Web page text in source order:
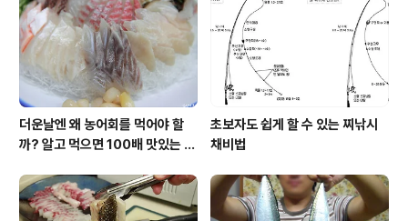
는 손님 같았습니다. 이게 기억나는 이유가.. 처음 카페 들
어올 때 우리 일행들은 카페테리아에 앉고 싶었어요. 그런
데 자리가 남아있었는데도 앉지 못했던..
더운날엔 왜 농어회를 먹어야 할
까? 알고 먹으면 100배 맛있는 농
초보자도 쉽게 할 수 있는 찌낚시
채비법